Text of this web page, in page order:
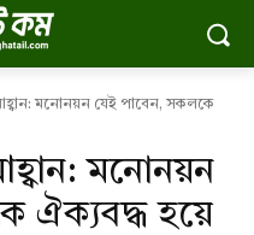
মনোনয়ন যেই পাবেন, সকলকে
মনোনয়ন
ঐক্যবদ্ধ হয়ে